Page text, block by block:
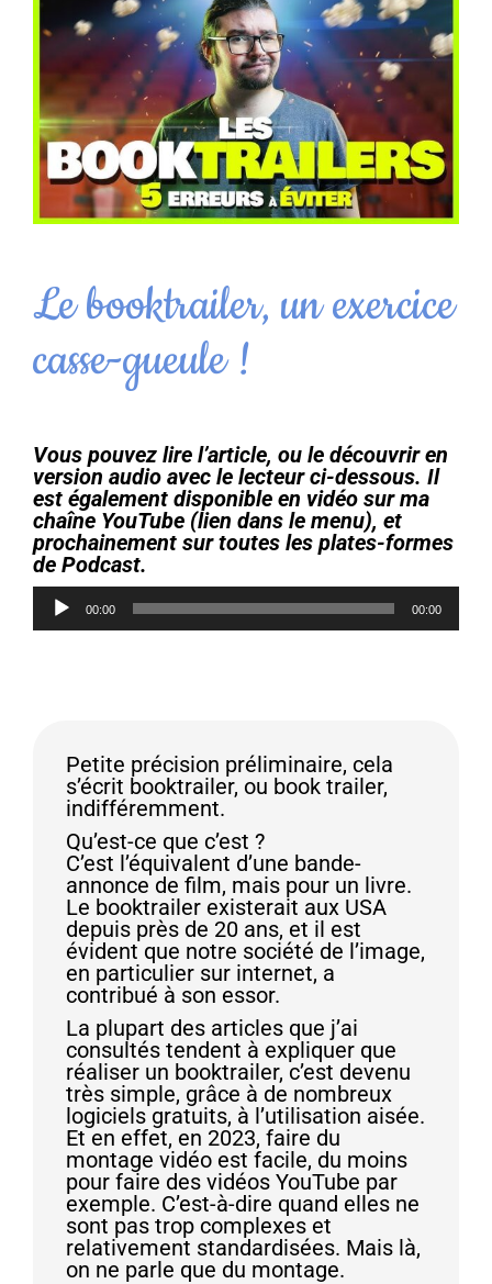
Le booktrailer, un exercice
casse-gueule !
Vous pouvez lire l’article, ou le découvrir en
version audio avec le lecteur ci-dessous. Il
est également disponible en vidéo sur ma
chaîne YouTube (lien dans le menu), et
prochainement sur toutes les plates-formes
de Podcast.
Lecteur
audio
00:00 00:00
Petite précision préliminaire, cela
s’écrit booktrailer, ou book trailer,
indifféremment.
Qu’est-ce que c’est ?
C’est l’équivalent d’une bande-
annonce de film, mais pour un livre.
Le booktrailer existerait aux USA
depuis près de 20 ans, et il est
évident que notre société de l’image,
en particulier sur internet, a
contribué à son essor.
La plupart des articles que j’ai
consultés tendent à expliquer que
réaliser un booktrailer, c’est devenu
très simple, grâce à de nombreux
logiciels gratuits, à l’utilisation aisée.
Et en effet, en 2023, faire du
montage vidéo est facile, du moins
pour faire des vidéos YouTube par
exemple. C’est-à-dire quand elles ne
sont pas trop complexes et
relativement standardisées. Mais là,
on ne parle que du montage.